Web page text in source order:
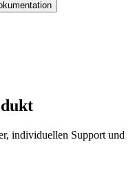
individuellen Support und